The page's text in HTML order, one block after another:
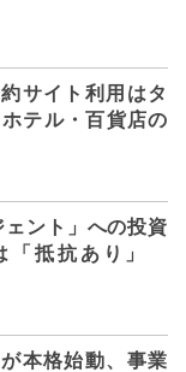
サイト利用はタ
テル・百貨店の
ント」への投資
「抵抗あり」
本格始動、事業